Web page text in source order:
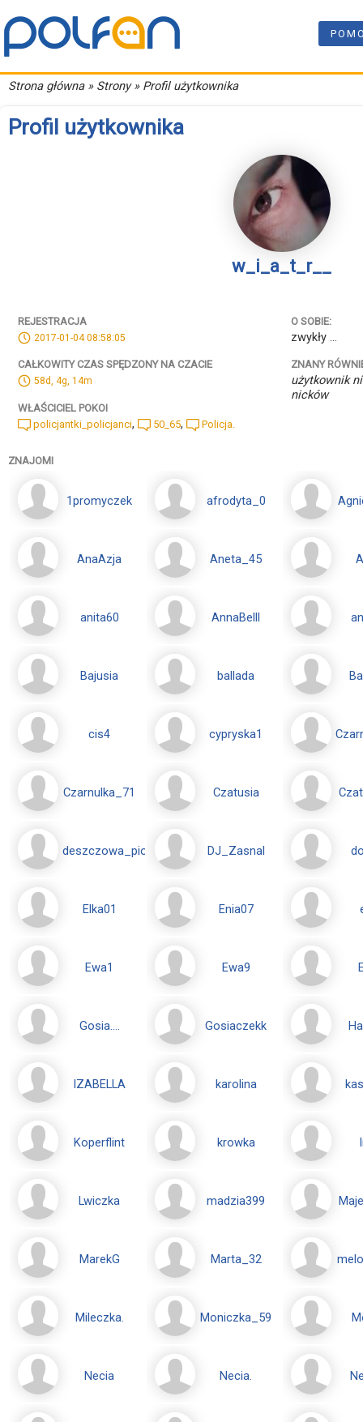
Strona główna» Strony » Profil użytkownika
Profil użytkownika
w_i_a_t_r__
REJESTRACJA
2017-01-04 08:58:05
CAŁKOWITY CZAS SPĘDZONY NA CZACIE
58d, 4g, 14m
WŁAŚCICIEL POKOI
policjantki_policjanci, 50_65, Policja.
O SOBIE:
zwykły ...
ZNANY
użytkownik
nicków
ZNAJOMI
1promyczek afrodyta_0
AnaAzja Aneta_45
anita60 AnnaBelll
Bajusia ballada
cis4 cypryska1
Czarnulka_71 Czatusia
deszczowa_piosenka DJ_Zasnal
Elka01 Enia07
Ewa1 Ewa9
Gosia.... Gosiaczekk
IZABELLA karolina
Koperflint krowka
Lwiczka madzia399
MarekG Marta_32
Mileczka. Moniczka_59
Necia Necia.